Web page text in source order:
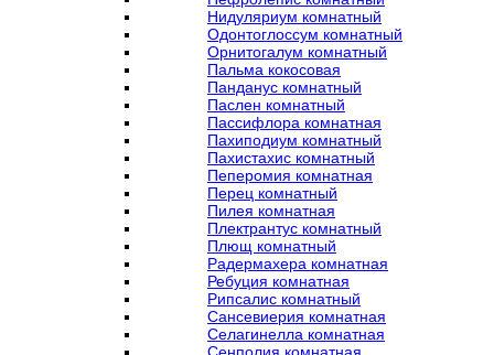
Нидуляриум комнатный
Одонтоглоссум комнатный
Орнитогалум комнатный
Пальма кокосовая
Панданус комнатный
Паслен комнатный
Пассифлора комнатная
Пахиподиум комнатный
Пахистахис комнатный
Пеперомия комнатная
Перец комнатный
Пилея комнатная
Плектрантус комнатный
Плющ комнатный
Радермахера комнатная
Ребуция комнатная
Рипсалис комнатный
Сансевиерия комнатная
Селагинелла комнатная